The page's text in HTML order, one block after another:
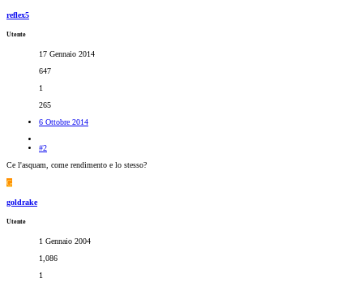
reflex5
Utente
17 Gennaio 2014
647
1
265
6 Ottobre 2014
#2
Ce l'asquam, come rendimento e lo stesso?
G
goldrake
Utente
1 Gennaio 2004
1,086
1